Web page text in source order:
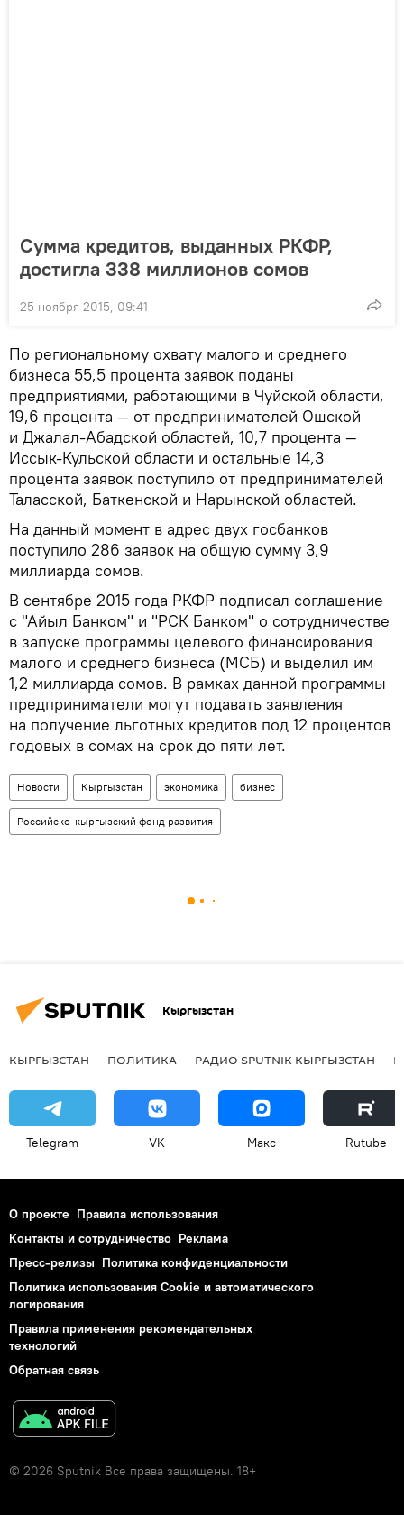
Сумма кредитов, выданных РКФР,
достигла 338 миллионов сомов
25 ноября 2015, 09:41
По региональному охвату малого и среднего
бизнеса 55,5 процента заявок поданы
предприятиями, работающими в Чуйской области,
19,6 процента — от предпринимателей Ошской
и Джалал-Абадской областей, 10,7 процента —
Иссык-Кульской области и остальные 14,3
процента заявок поступило от предпринимателей
Таласской, Баткенской и Нарынской областей.
На данный момент в адрес двух госбанков
поступило 286 заявок на общую сумму 3,9
миллиарда сомов.
В сентябре 2015 года РКФР подписал соглашение
с "Айыл Банком" и "РСК Банком" о сотрудничестве
в запуске программы целевого финансирования
малого и среднего бизнеса (МСБ) и выделил им
1,2 миллиарда сомов. В рамках данной программы
предприниматели могут подавать заявления
на получение льготных кредитов под 12 процентов
годовых в сомах на срок до пяти лет.
Новости Кыргызстан экономика бизнес
Российско-кыргызский фонд развития
Кыргызстан
КЫРГЫЗСТАН ПОЛИТИКА РАДИО SPUTNIK КЫРГЫЗСТАН
Telegram VK Макс Rutube
О проекте Правила использования
Контакты и сотрудничество Реклама
Пресс-релизы Политика конфиденциальности
Политика использования Cookie и автоматического
логирования
Правила применения рекомендательных
технологий
Обратная связь
© 2026 Sputnik Все права защищены. 18+